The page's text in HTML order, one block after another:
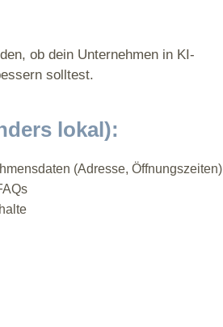
ob dein Unternehmen in KI-
solltest.
lokal):
(Adresse, Öffnungszeiten)